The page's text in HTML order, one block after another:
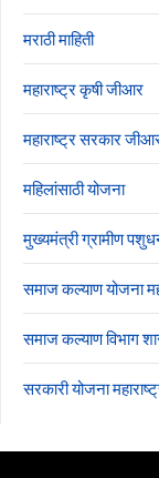
मराठी माहिती
महाराष्ट्र कृषी जीआर
महाराष्ट्र सरकार
महिलांसाठी योजना
मुख्यमंत्री ग्रामीण
समाज कल्याण योजना
समाज कल्याण विभाग
सरकारी योजना